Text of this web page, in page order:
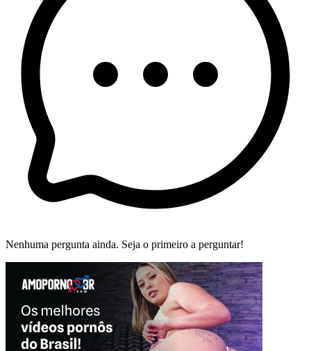
Nenhuma pergunta ainda. Seja o primeiro a perguntar!